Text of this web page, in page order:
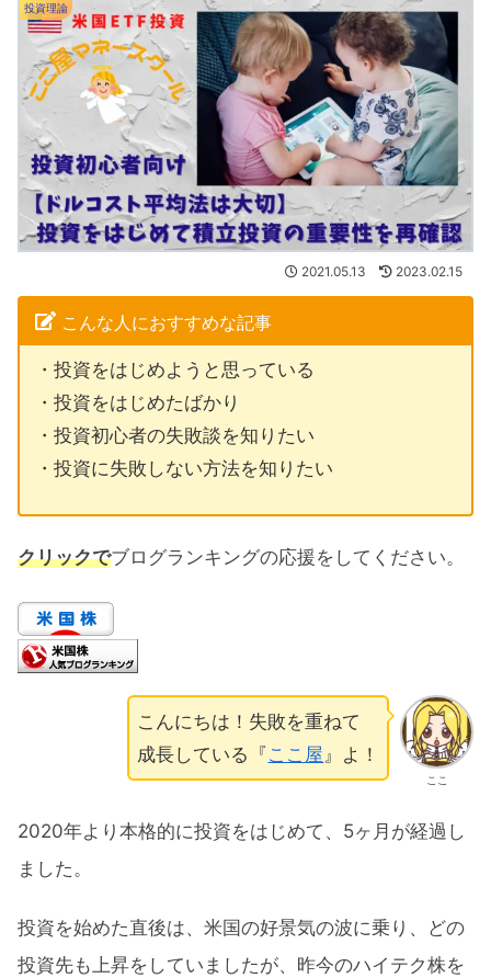
投資理論
2021.05.13 2023.02.15
こんな人におすすめな記事
・投資をはじめようと思っている
・投資をはじめたばかり
・投資初心者の失敗談を知りたい
・投資に失敗しない方法を知りたい
クリックでブログランキングの応援をしてください。
ここ
こんにちは！失敗を重ねて
成長している『 ここ屋』よ！
2020年より本格的に投資をはじめて、5ヶ月が経過し
ました。
投資を始めた直後は、米国の好景気の波に乗り、どの
投資先も上昇をしていましたが、昨今のハイテク株を